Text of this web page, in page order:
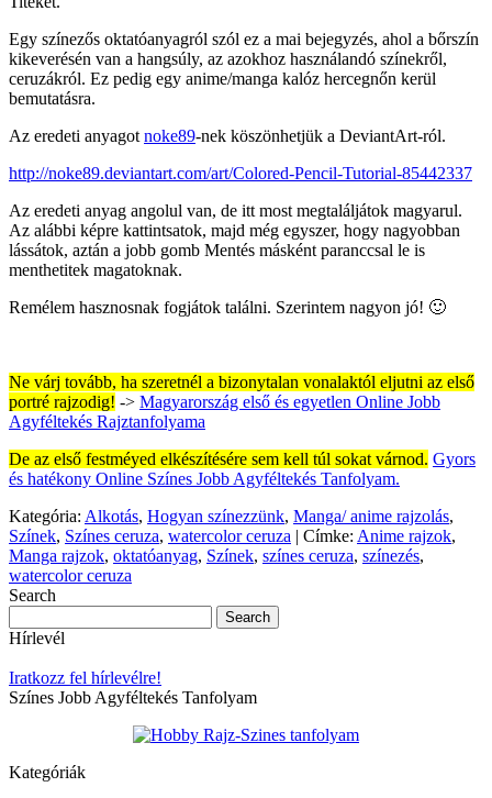
Egy színezős oktatóanyagról szól ez a mai bejegyzés, ahol a bőrszín
kikeverésén van a hangsúly, az azokhoz használandó színekről,
ceruzákról. Ez pedig egy anime/manga kalóz hercegnőn kerül
bemutatásra.
Az eredeti anyagot noke89-nek köszönhetjük a DeviantArt-ról.
http://noke89.deviantart.com/art/Colored-Pencil-Tutorial-85442337
Az eredeti anyag angolul van, de itt most megtaláljátok magyarul.
Az alábbi képre kattintsatok, majd még egyszer, hogy nagyobban
lássátok, aztán a jobb gomb Mentés másként paranccsal le is
menthetitek magatoknak.
Remélem hasznosnak fogjátok találni. Szerintem nagyon jó! 🙂
Ne várj tovább, ha szeretnél a bizonytalan vonalaktól eljutni az első
portré rajzodig! -> Magyarország első és egyetlen Online Jobb
Agyféltekés Rajztanfolyama
De az első festméyed elkészítésére sem kell túl sokat várnod. Gyors
és hatékony Online Színes Jobb Agyféltekés Tanfolyam.
Kategória: Alkotás, Hogyan színezzünk, Manga/ anime rajzolás,
Színek, Színes ceruza, watercolor ceruza | Címke: Anime rajzok,
Manga rajzok, oktatóanyag, Színek, színes ceruza, színezés,
watercolor ceruza
Search
Hírlevél
Iratkozz fel hírlevélre!
Színes Jobb Agyféltekés Tanfolyam
Kategóriák